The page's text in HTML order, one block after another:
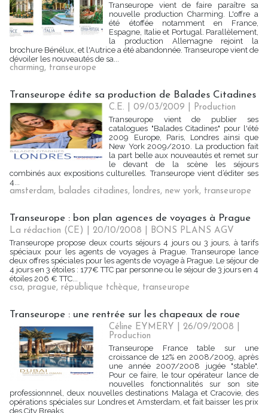
Transeurope vient de faire paraître sa
nouvelle production Charming. L'offre a
été étoffée notamment en France,
Espagne, Italie et Portugal. Parallèlement,
la production Allemagne rejoint la
brochure Bénélux, et l'Autrice a été abandonnée. Transeurope vient de
dévoiler les nouveautés de sa...
charming, transeurope
Transeurope édite sa production de Balades Citadines
C.E. | 09/03/2009
Production
Transeurope vient de publier ses
catalogues "Balades Citadines" pour l'été
2009 Europe, Paris, Londres ainsi que
New York 2009/2010. La production fait
la part belle aux nouveautés et remet sur
le devant de la scène les séjours
combinés aux expositions culturelles. Transeurope vient d’éditer ses
4...
amsterdam, balades citadines, londres, new york, transeurope
Transeurope : bon plan agences de voyages à Prague
La rédaction (CE) | 20/10/2008
BONS PLANS AGV
Transeurope propose deux courts séjours 4 jours ou 3 jours, à tarifs
spéciaux pour les agents de voyages à Prague. Transeurope lance
deux offres spéciales pour les agents de voyage à Prague. Le séjour de
4 jours en 3 étoiles : 177€ TTC par personne ou le séjour de 3 jours en 4
étoiles 206 € TTC...
csa, prague, république tchèque, transeurope
Transeurope : une rentrée sur les chapeaux de roue
Céline EYMERY | 26/09/2008
Production
Transeurope France table sur une
croissance de 12% en 2008/2009, après
une année 2007/2008 jugée "stable".
Pour ce faire, le tour opérateur lance de
nouvelles fonctionnalités sur son site
professionnnel, deux nouvelles destinations Malaga et Cracovie, des
opérations spéciales sur Londres et Amsterdam, et fait baisser les prix
des City Breaks.